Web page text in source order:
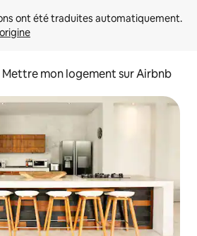
Mettre mon logement sur Airbnb